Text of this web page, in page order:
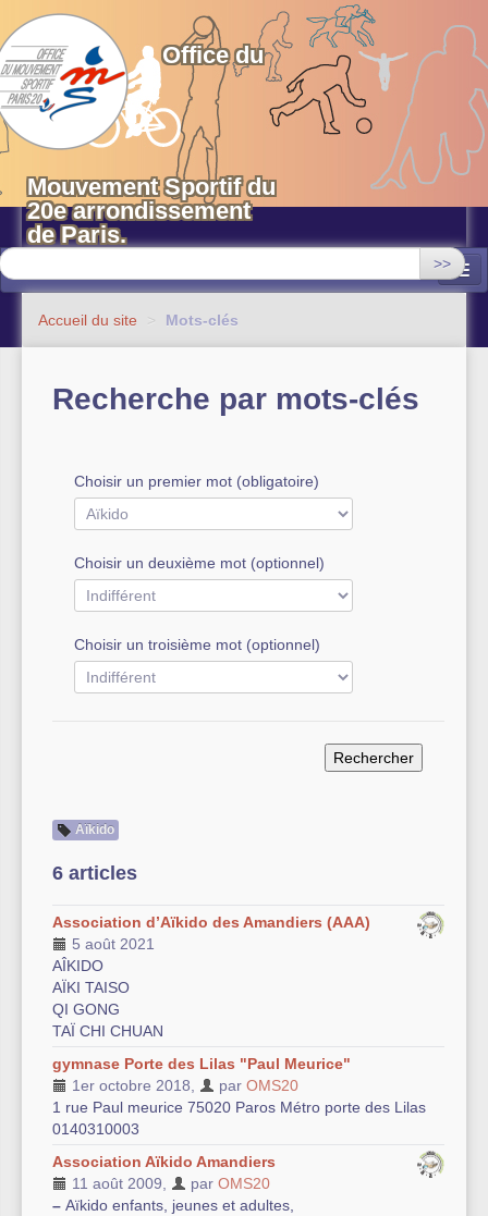
OMS 20 Paris
Office du
Mouvement Sportif du
20e arrondissement
de Paris.
>>
Equipements sportifs municipaux
OMS 20
Actualités
Autre équipement sportif
Actualités des associations
Accueil du site > Mots-clés
Recherche par mots-clés
Choisir un premier mot (obligatoire)
Choisir un deuxième mot (optionnel)
Choisir un troisième mot (optionnel)
Aïkido
6 articles
Association d’Aïkido des Amandiers (AAA)
5 août 2021
AÎKIDO
AÏKI TAISO
QI GONG
TAÏ CHI CHUAN
gymnase Porte des Lilas "Paul Meurice"
1er octobre 2018
par OMS20
1 rue Paul meurice 75020 Paros Métro porte des Lilas
0140310003
Association Aïkido Amandiers
11 août 2009
par OMS20
– Aïkido enfants, jeunes et adultes,